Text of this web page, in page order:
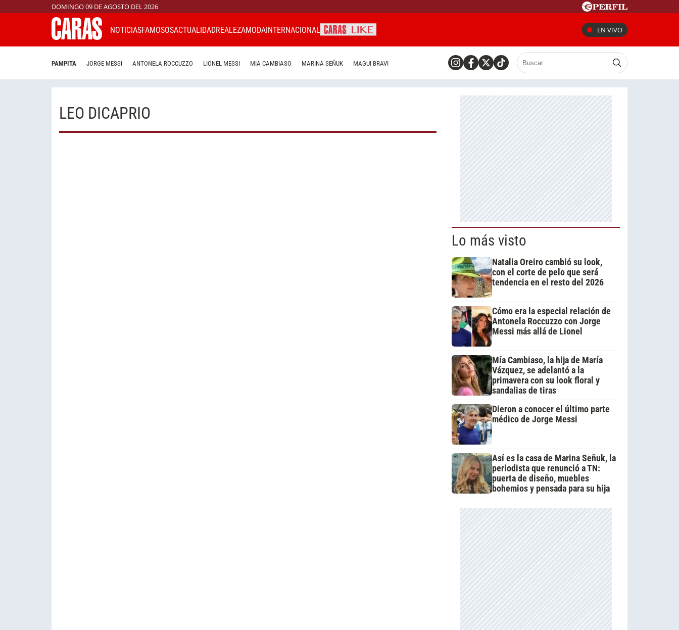
DOMINGO 09 DE AGOSTO DEL 2026
NOTICIASFAMOSOSACTUALIDADREALEZAMODAINTERNACIONAL EN VIVO
PAMPITA JORGE MESSI ANTONELA ROCCUZZO LIONEL MESSI MIA CAMBIASO MARINA SEÑUK MAGUI BRAVI
LEO DICAPRIO
Lo más visto
Natalia Oreiro cambió su look,
con el corte de pelo que será
tendencia en el resto del 2026
Cómo era la especial relación de
Antonela Roccuzzo con Jorge
Messi más allá de Lionel
Mía Cambiaso, la hija de María
Vázquez, se adelantó a la
primavera con su look floral y
sandalias de tiras
Dieron a conocer el último parte
médico de Jorge Messi
Así es la casa de Marina Señuk, la
periodista que renunció a TN:
puerta de diseño, muebles
bohemios y pensada para su hija